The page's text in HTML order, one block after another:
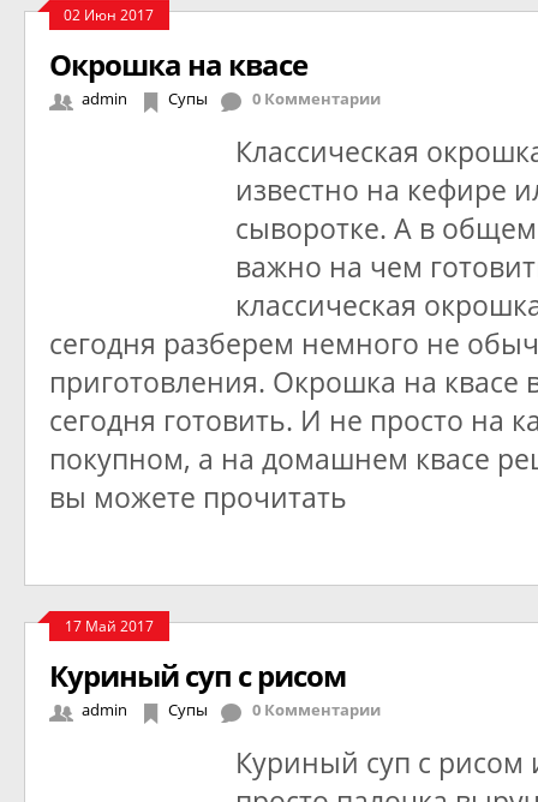
02 Июн 2017
Окрошка на квасе
admin Супы 0 Комментарии
Классическая
известно на кефире
сыворотке. А в
важно на чем
классическая
сегодня разберем немного не
приготовления. Окрошка на квасе
сегодня готовить. И не просто на
покупном, а на домашнем квасе
вы можете прочитать
17 Май 2017
Куриный суп с рисом
admin Супы 0 Комментарии
Куриный суп с рисом